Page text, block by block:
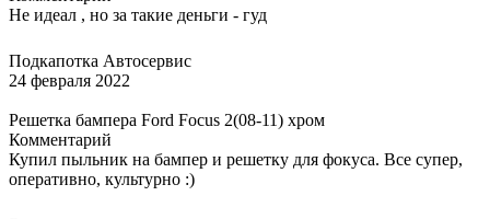
Не идеал , но за такие деньги - гуд
Подкапотка Автосервис
24 февраля 2022
Решетка бампера Ford Focus 2(08-11) хром
Комментарий
Купил пыльник на бампер и решетку для фокуса. Все супер,
оперативно, культурно :)